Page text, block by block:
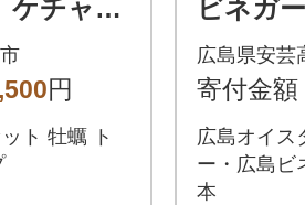
ケチャッ
円
ト 牡蠣 ト
ビネガ
ガー粗
895-
広島県安芸
寄付金額
広島オイス
ー・広島ビ
本